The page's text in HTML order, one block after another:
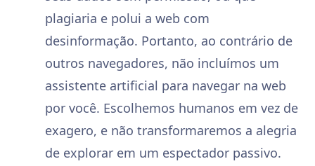
plagiaria e polui a web com
desinformação. Portanto, ao contrário de
outros navegadores, não incluímos um
assistente artificial para navegar na web
por você. Escolhemos humanos em vez de
exagero, e não transformaremos a alegria
de explorar em um espectador passivo.